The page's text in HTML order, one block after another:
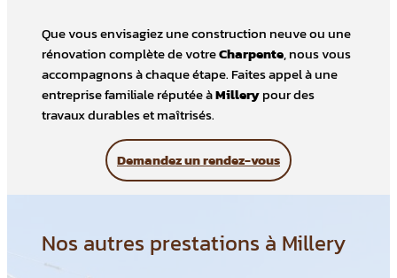
Que vous envisagiez une construction neuve ou une
rénovation complète de votreCharpente, nous vous
accompagnons à chaque étape. Faites appel à une
entreprise familiale réputée àMillerypour des
travaux durables et maîtrisés.
Demandez un rendez-vous
Nos autres prestations à Millery